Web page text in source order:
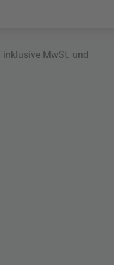
inklusive MwSt. und